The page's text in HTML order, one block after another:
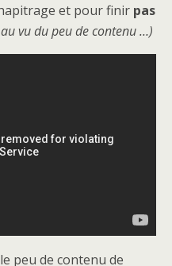
et pour finir pas
vu du peu de contenu …)
peu de contenu de